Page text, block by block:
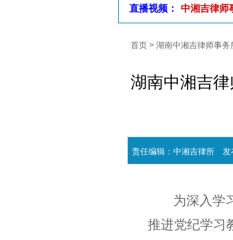
直播视频： 中湘吉律师
首页 > 湖南中湘吉律师事务
湖南中湘吉
责任编辑：中湘吉律所
为深入学
推进党纪学习